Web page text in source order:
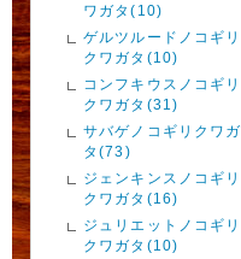
ワガタ(10)
ゲルツルードノコギリ
クワガタ(10)
コンフキウスノコギリ
クワガタ(31)
サバゲノコギリクワガ
タ(73)
ジェンキンスノコギリ
クワガタ(16)
ジュリエットノコギリ
クワガタ(10)